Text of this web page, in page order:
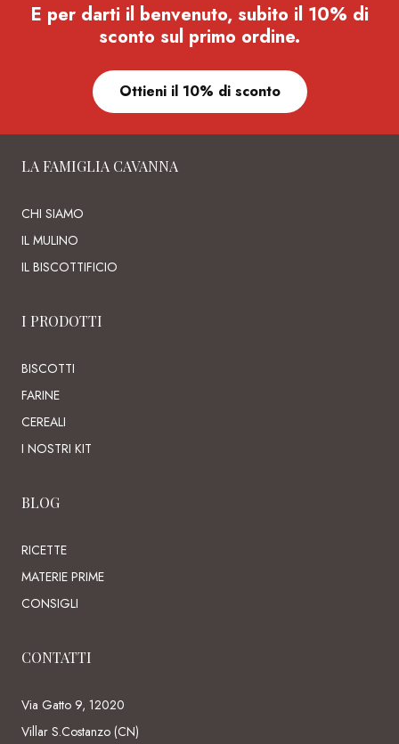
E per darti il benvenuto, subito il 10% di
sconto sul primo ordine.
Ottieni il 10% di sconto
LA FAMIGLIA CAVANNA
CHI SIAMO
IL MULINO
IL BISCOTTIFICIO
I PRODOTTI
BISCOTTI
FARINE
CEREALI
I NOSTRI KIT
BLOG
RICETTE
MATERIE PRIME
CONSIGLI
CONTATTI
Via Gatto 9, 12020
Villar S.Costanzo (CN)